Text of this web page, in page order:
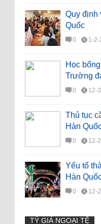
Quy định
Quốc
0 1-2-
Học
Trường
0 12-
Thủ tục
Hàn
0 12-
Yếu tố
Hàn
0 12-
TỶ GIÁ NGOẠI TỆ